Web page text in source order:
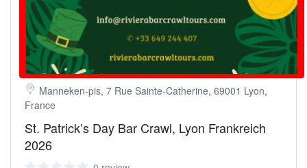
Manneken-pis, 7 Rue Sainte-Catherine, 69001 Lyon,
France
St. Patrick’s Day Bar Crawl, Lyon Frankreich
2026